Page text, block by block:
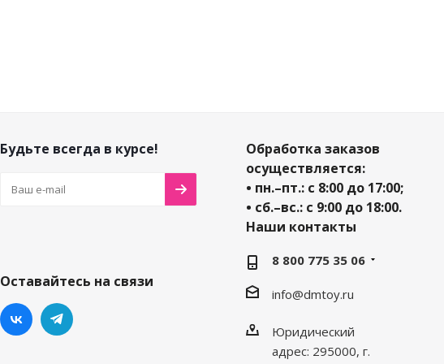
Будьте всегда в курсе!
Оставайтесь на связи
Обработка заказов
осуществляется:
• пн.–пт.: с 8:00 до 17:00;
• сб.–вс.: с 9:00 до 18:00.
Наши контакты
8 800 775 35 06
info@dmtoy.ru
Юридический
адрес: 295000, г.